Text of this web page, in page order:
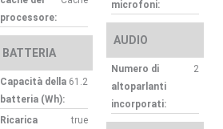
processore:
BATTERIA
Capacità della
batteria (Wh):
61.2
Ricarica
true
microfoni:
AUDIO
Numero di
altoparlanti
incorporati:
2